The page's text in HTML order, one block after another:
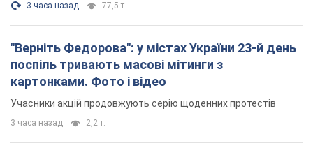
3 часа назад 77,5 т.
"Верніть Федорова": у містах України 23-й день
поспіль тривають масові мітинги з
картонками. Фото і відео
Учасники акцій продовжують серію щоденних протестів
3 часа назад 2,2 т.